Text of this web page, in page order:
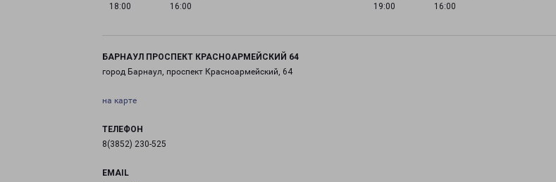
18:00
16:00
19:00
16:00
БАРНАУЛ ПРОСПЕКТ КРАСНОАРМЕЙСКИЙ 64
город Барнаул, проспект Красноармейский, 64
на карте
ТЕЛЕФОН
8(3852) 230-525
EMAIL